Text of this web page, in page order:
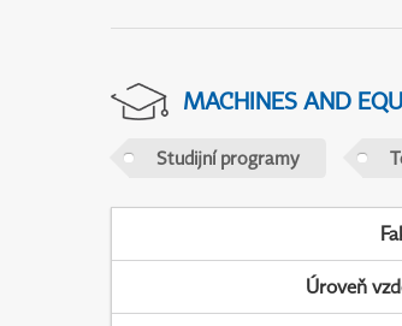
MACHINES AND
Studijní programy
Úroveň